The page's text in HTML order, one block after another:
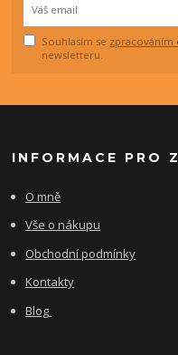
Souhlasím se zpracováním
newsletteru.
INFORMACE PRO
O mně
Vše o nákupu
Obchodní podmínky
Kontakty
Blog